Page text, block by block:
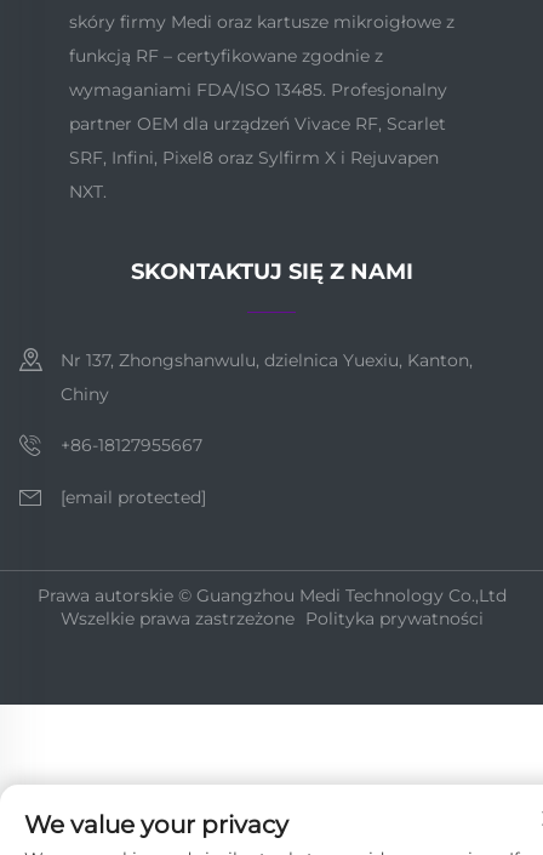
skóry firmy Medi oraz kartusze mikroigłowe z
funkcją RF – certyfikowane zgodnie z
wymaganiami FDA/ISO 13485. Profesjonalny
partner OEM dla urządzeń Vivace RF, Scarlet
SRF, Infini, Pixel8 oraz Sylfirm X i Rejuvapen
NXT.
SKONTAKTUJ SIĘ Z NAMI
Nr 137, Zhongshanwulu, dzielnica Yuexiu, Kanton,
Chiny
+86-18127955667
[email protected]
Prawa autorskie © Guangzhou Medi Technology Co.,Ltd
Wszelkie prawa zastrzeżone Polityka prywatności
We value your privacy